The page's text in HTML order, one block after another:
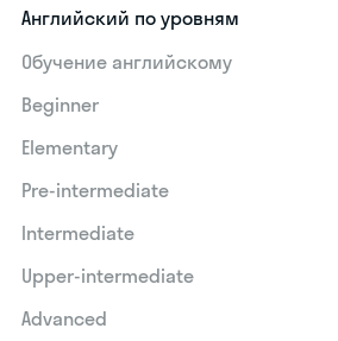
Английский по уровням
Обучение английскому
Beginner
Elementary
Pre-intermediate
Intermediate
Upper-intermediate
Advanced